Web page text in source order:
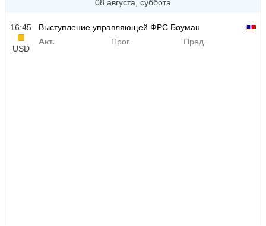
08 августа, суббота
16:45
USD
Выступление управляющей ФРС Боуман
Акт.
Прог. Пред.